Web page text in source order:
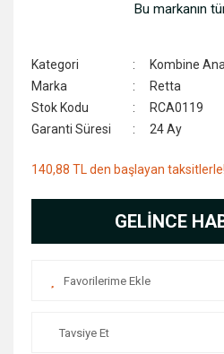
Bu markanın
Kategori
Kombine
Marka
Retta
Stok Kodu
RCA0119
Garanti Süresi
24 Ay
140,88 TL den başlayan
GELİNCE
Tavsiye Et